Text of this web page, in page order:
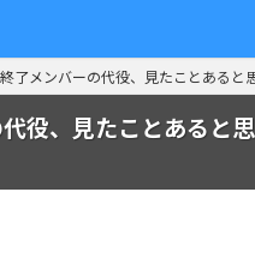
了メンバーの代役、見たことあると
役、見たことあると